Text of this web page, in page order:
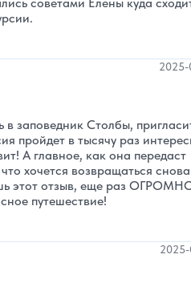
2025-
в заповедник Столбы,
пройдет в тысячу раз
А главное, как она передаст
хочется возвращаться
этот отзыв, еще раз
путешествие!